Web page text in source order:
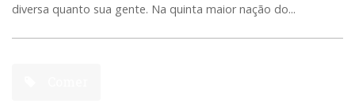
diversa quanto sua gente. Na quinta maior nação do...